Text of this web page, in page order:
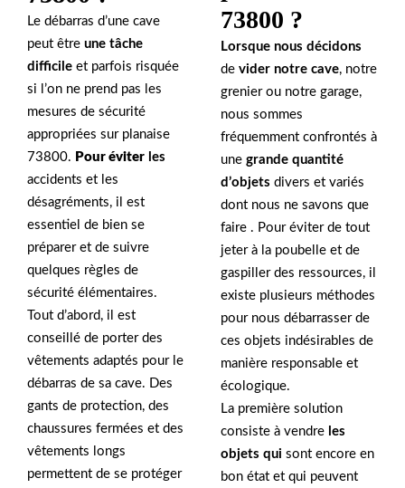
Le débarras d’une cave
peut être une tâche
difficile et parfois risquée
si l’on ne prend pas les
mesures de sécurité
appropriées sur planaise
73800. Pour éviter les
accidents et les
désagréments, il est
essentiel de bien se
préparer et de suivre
quelques règles de
sécurité élémentaires.
Tout d’abord, il est
conseillé de porter des
vêtements adaptés pour le
débarras de sa cave. Des
gants de protection, des
chaussures fermées et des
vêtements longs
permettent de se protéger
73800 ?
Lorsque nous décidons
de vider notre cave, notre
grenier ou notre garage,
nous sommes
fréquemment confrontés à
une grande quantité
d’objets divers et variés
dont nous ne savons que
faire . Pour éviter de tout
jeter à la poubelle et de
gaspiller des ressources, il
existe plusieurs méthodes
pour nous débarrasser de
ces objets indésirables de
manière responsable et
écologique.
La première solution
consiste à vendre les
objets qui sont encore en
bon état et qui peuvent